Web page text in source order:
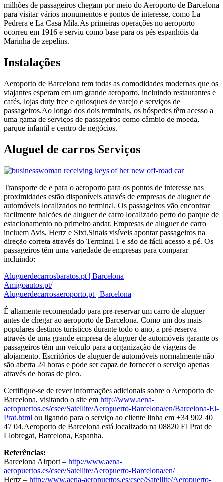
milhões de passageiros chegam por meio do Aeroporto de Barcelona
para visitar vários monumentos e pontos de interesse, como La
Pedrera e La Casa Mila.As primeiras operações no aeroporto
ocorreu em 1916 e serviu como base para os pés espanhóis da
Marinha de zepelins.
Instalações
Aeroporto de Barcelona tem todas as comodidades modernas que os
viajantes esperam em um grande aeroporto, incluindo restaurantes e
cafés, lojas duty free e quiosques de varejo e serviços de
passageiros.Ao longo dos dois terminais, os hóspedes têm acesso a
uma gama de serviços de passageiros como câmbio de moeda,
parque infantil e centro de negócios.
Aluguel de carros Serviços
Transporte de e para o aeroporto para os pontos de interesse nas
proximidades estão disponíveis através de empresas de aluguer de
automóveis localizados no terminal. Os passageiros vão encontrar
facilmente balcões de aluguer de carro localizado perto do parque de
estacionamento no primeiro andar. Empresas de aluguer de carro
incluem Avis, Hertz e Sixt.Sinais visíveis apontar passageiros na
direção correta através do Terminal 1 e são de fácil acesso a pé. Os
passageiros têm uma variedade de empresas para comparar
incluindo:
Aluguerdecarrosbaratos.pt | Barcelona
Amigoautos.pt/
Aluguerdecarrosaeroporto.pt | Barcelona
É altamente recomendado para pré-reservar um carro de aluguer
antes de chegar ao aeroporto de Barcelona. Como um dos mais
populares destinos turísticos durante todo o ano, a pré-reserva
através de uma grande empresa de aluguer de automóveis garante os
passageiros têm um veículo para a organização de viagens de
alojamento. Escritórios de aluguer de automóveis normalmente não
são aberta 24 horas e pode ser capaz de fornecer o serviço apenas
através de horas de pico.
Certifique-se de rever informações adicionais sobre o Aeroporto de
Barcelona, ​​visitando o site em http://www.aena-
aeropuertos.es/csee/Satellite/Aeropuerto-Barcelona/en/Barcelona-El-
Prat.html ou ligando para o serviço ao cliente linha em +34 902 40
47 04.Aeroporto de Barcelona está localizado na 08820 El Prat de
Llobregat, Barcelona, ​​Espanha.
Referências:
Barcelona Airport – http://www.aena-
aeropuertos.es/csee/Satellite/Aeropuerto-Barcelona/en/
Hertz – http://www.aena-aeropuertos.es/csee/Satellite/Aeropuerto-